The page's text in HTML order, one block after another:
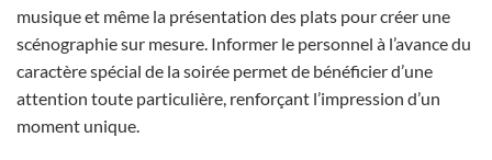
musique et même la présentation des plats pour créer une
scénographie sur mesure. Informer le personnel à l’avance du
caractère spécial de la soirée permet de bénéficier d’une
attention toute particulière, renforçant l’impression d’un
moment unique.